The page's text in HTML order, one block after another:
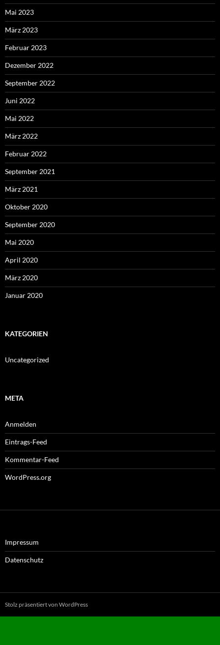
Mai 2023
März 2023
Februar 2023
Dezember 2022
September 2022
Juni 2022
Mai 2022
März 2022
Februar 2022
September 2021
März 2021
Oktober 2020
September 2020
Mai 2020
April 2020
März 2020
Januar 2020
KATEGORIEN
Uncategorized
META
Anmelden
Eintrags-Feed
Kommentar-Feed
WordPress.org
Impressum
Datenschutz
Stolz präsentiert von WordPress